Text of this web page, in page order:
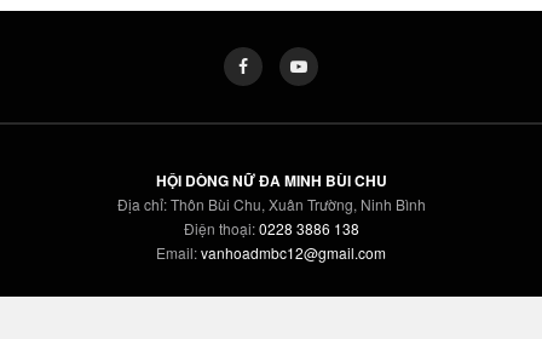
HỘI DÒNG NỮ ĐA MINH BÙI CHU
Địa chỉ: Thôn Bùi Chu, Xuân Trường, Ninh Bình
Điện thoại:0228 3886 138
Email:vanhoadmbc12@gmail.com